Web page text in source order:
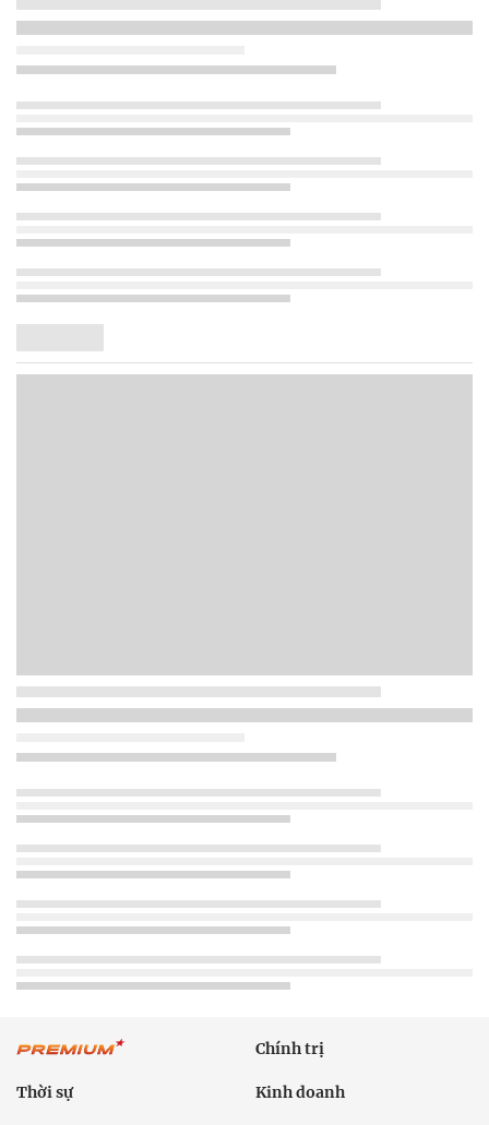
Chính trị
Thời sự Kinh doanh